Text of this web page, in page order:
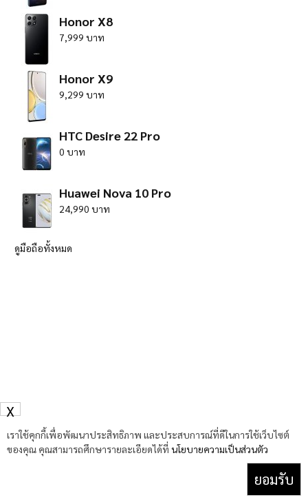
Honor X8
7,999 บาท
Honor X9
9,299 บาท
HTC Desire 22 Pro
0 บาท
Huawei Nova 10 Pro
24,990 บาท
ดูมือถือทั้งหมด
เราใช้คุกกี้เพื่อพัฒนาประสิทธิภาพ และประสบการณ์ที่ดีในการใช้เว็บไซต์
ของคุณ คุณสามารถศึกษารายละเอียดได้ที่ นโยบายความเป็นส่วนตัว
ยอมรับ
X